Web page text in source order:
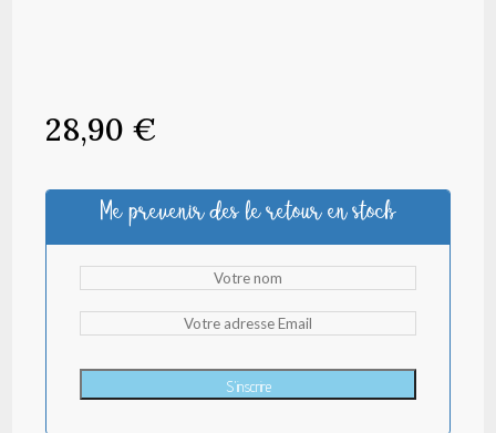
28,90 €
Me prevenir des le retour en stock
S'inscrire